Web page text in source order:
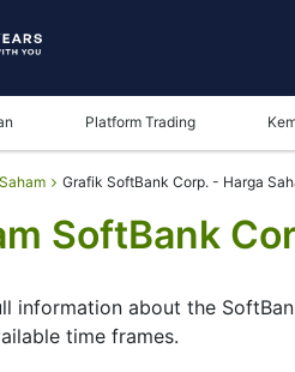
Platform Trading
Grafik SoftBank Corp. - Harga
SoftBank
information about the
time frames.